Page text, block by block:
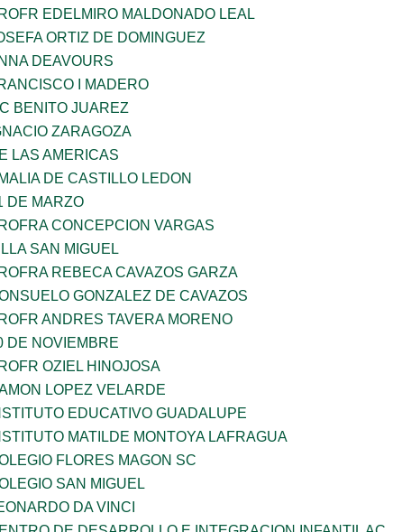
EDELMIRO MALDONADO LEAL
ORTIZ DE DOMINGUEZ
DEAVOURS
I MADERO
BENITO JUAREZ
ZARAGOZA
LAS AMERICAS
DE CASTILLO LEDON
DE MARZO
CONCEPCION VARGAS
SAN MIGUEL
REBECA CAVAZOS GARZA
GONZALEZ DE CAVAZOS
ANDRES TAVERA MORENO
DE NOVIEMBRE
OZIEL HINOJOSA
LOPEZ VELARDE
EDUCATIVO GUADALUPE
MATILDE MONTOYA LAFRAGUA
FLORES MAGON SC
SAN MIGUEL
DA VINCI